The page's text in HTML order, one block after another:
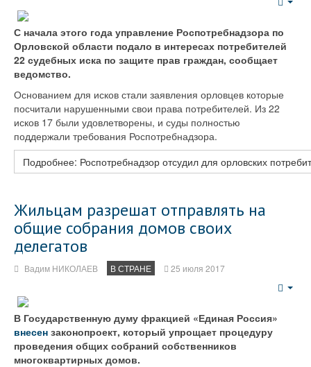
С начала этого года управление Роспотребнадзора по
Орловской области подало в интересах потребителей
22 судебных иска по защите прав граждан, сообщает
ведомство.
Основанием для исков стали заявления орловцев которые
посчитали нарушенными свои права потребителей. Из 22
исков 17 были удовлетворены, и суды полностью
поддержали требования Роспотребнадзора.
Подробнее: Роспотребнадзор отсудил для орловских
Жильцам разрешат отправлять на
общие собрания домов своих
делегатов
Вадим НИКОЛАЕВ В СТРАНЕ 25 июля 2017
В Государственную думу фракцией «Единая Россия»
внесен законопроект, который упрощает процедуру
проведения общих собраний собственников
многоквартирных домов.